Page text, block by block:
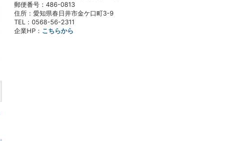
郵便番号：486-0813
住所：愛知県春日井市金ケ口町3-9
TEL：0568-56-2311
企業HP： こちらから